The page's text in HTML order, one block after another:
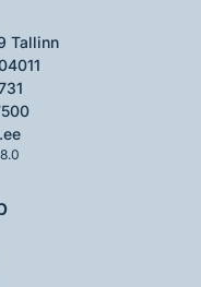
Tallinn